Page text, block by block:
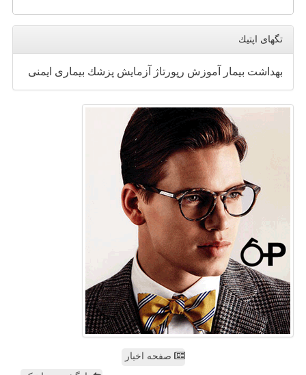
تگهای اپتیك
بهداشت بیمار آموزش رپورتاژ آزمایش پزشك بیماری ایمنی
صفحه اخبار